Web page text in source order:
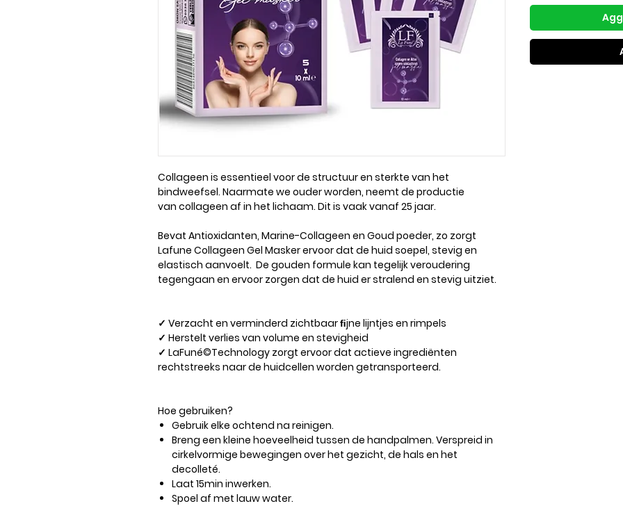
Collageen is essentieel voor de structuur en sterkte van het
bindweefsel. Naarmate we ouder worden, neemt de productie
van collageen af in het lichaam. Dit is vaak vanaf 25 jaar.
Bevat Antioxidanten, Marine-Collageen en Goud poeder, zo zorgt
Lafune Collageen Gel Masker ervoor dat de huid soepel, stevig en
elastisch aanvoelt. De gouden formule kan tegelijk veroudering
tegengaan en ervoor zorgen dat de huid er stralend en stevig uitziet.
✓ Verzacht en verminderd zichtbaar ﬁjne lijntjes en rimpels
✓ Herstelt verlies van volume en stevigheid
✓ LaFuné©Technology zorgt ervoor dat actieve ingrediënten
rechtstreeks naar de huidcellen worden getransporteerd.
Hoe gebruiken?
Gebruik elke ochtend na reinigen.
Breng een kleine hoeveelheid tussen de handpalmen. Verspreid in
cirkelvormige bewegingen over het gezicht, de hals en het
decolleté.
Laat 15min inwerken.
Spoel af met lauw water.